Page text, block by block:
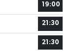
19:00
21:30
21:30